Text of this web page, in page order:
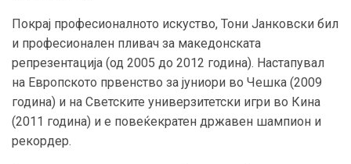
Покрај професионалното искуство, Тони Јанковски бил
и професионален пливач за македонската
репрезентација (од 2005 до 2012 година). Настапувал
на Европското првенство за јуниори во Чешка (2009
година) и на Светските универзитетски игри во Кина
(2011 година) и е повеќекратен државен шампион и
рекордер.